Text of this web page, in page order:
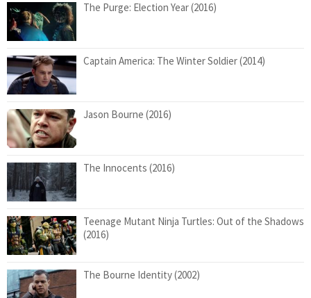
The Purge: Election Year (2016)
Captain America: The Winter Soldier (2014)
Jason Bourne (2016)
The Innocents (2016)
Teenage Mutant Ninja Turtles: Out of the Shadows
(2016)
The Bourne Identity (2002)